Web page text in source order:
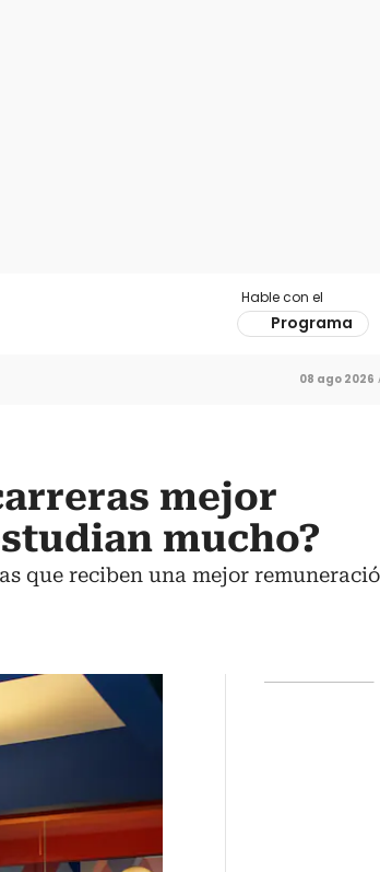
Hable con el
Programa
08 ago 2026
mejor
mucho?
que reciben una mejor